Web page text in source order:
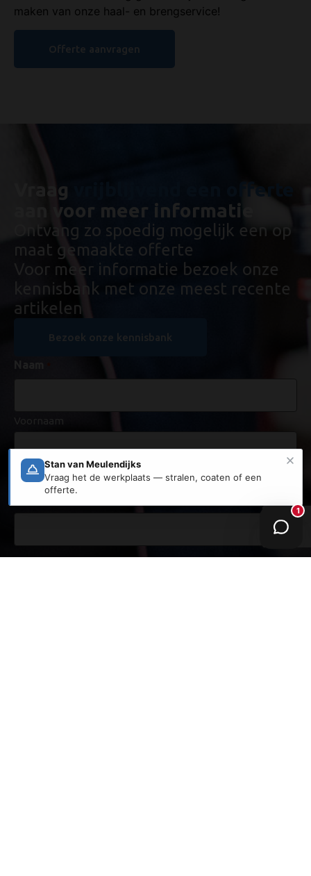
maken van onze haal- en brengservice!
Offerte aanvragen
Vraag
aan voor meer informatie
Ontvang zo spoedig mogelijk een op
maat gemaakte offerte
Voor meer informatie bezoek onze
kennisbank met onze meest recente
artikelen
Bezoek onze kennisbank
Achternaam